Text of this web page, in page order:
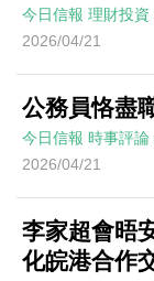
今日信報 理財投資
2026/04/21
公務員恪盡
今日信報 時事評論
2026/04/21
李家超會晤
化皖港合作